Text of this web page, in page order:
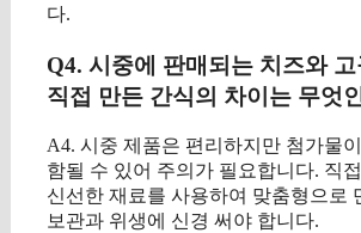
다.
Q4. 시중에 판매되는 치즈와
직접 만든 간식의 차이는 무엇
A4. 시중 제품은 편리하지만 첨가물
함될 수 있어 주의가 필요합니다. 직
신선한 재료를 사용하여 맞춤형으로
보관과 위생에 신경 써야 합니다.